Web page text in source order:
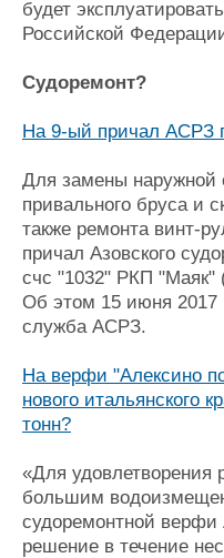
будет
Российской
Судоремонт?
На 9-ый причал АСРЗ
Для замены наружной
привального бруса и
также ремонта винт-
причал Азовского
счс "1032" РКП "Маяк"
Об этом 15 июня 2017
служба АСРЗ.
На верфи "Алексино
нового итальянского
тонн?
«Для удовлетворения
большим
судоремонтной
решение в течение